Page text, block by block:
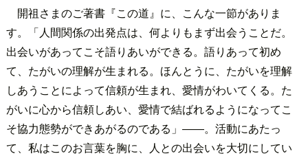
開祖さまのご著書『この道』に、こんな一節がありま
す。「人間関係の出発点は、何よりもまず出会うことだ。
出会いがあってこそ語りあいができる。語りあって初め
て、たがいの理解が生まれる。ほんとうに、たがいを理解
しあうことによって信頼が生まれ、愛情がわいてくる。た
がいに心から信頼しあい、愛情で結ばれるようになってこ
そ協力態勢ができあがるのである」――。活動にあたっ
て、私はこのお言葉を胸に、人との出会いを大切にしてい